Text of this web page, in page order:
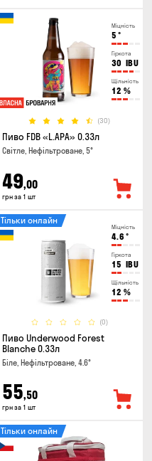
Міцність
5 °
Гіркота
30 IBU
Щільність
12 %
(30)
Пиво FDB «L.APA» 0.33л
Світле, Нефільтроване, 5°
49,00
грн за 1 шт
Міцність
4.6 °
Гіркота
15 IBU
Щільність
12 %
(0)
Тільки онлайн
Пиво Underwood Forest
Blanche 0.33л
Біле, Нефільтроване, 4.6°
55,50
грн за 1 шт
Тільки онлайн